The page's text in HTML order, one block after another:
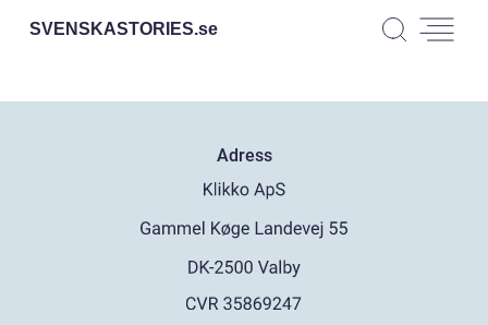
SVENSKASTORIES.se
Adress